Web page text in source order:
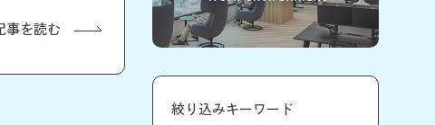
事を読む
絞り込みキーワード